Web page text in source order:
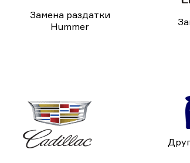
Замена раздатки
Hummer